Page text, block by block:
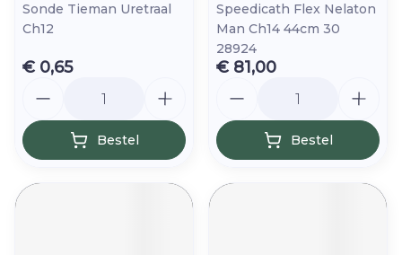
Sonde Tieman Uretraal
Ch12
€ 0,65
Bestel
Speedicath Flex Nelaton
Man Ch14 44cm 30
28924
€ 81,00
Bestel